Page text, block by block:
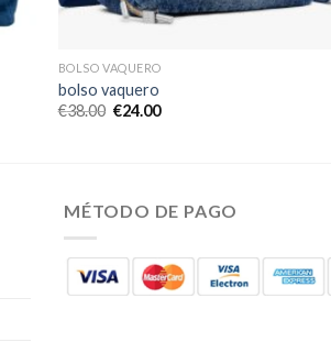
BOLSO VAQUERO
bolso vaquero
€38.00 €24.00
MÉTODO DE PAGO